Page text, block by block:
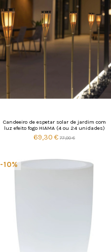
Candeeiro de espetar solar de jardim com
luz efeito fogo HIAMA (4 ou 24 unidades)
69,30 € 77,00 €
-10%